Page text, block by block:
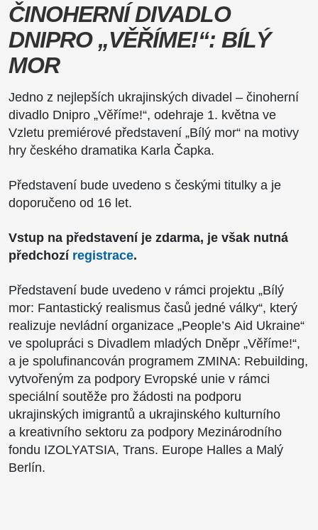
ČINOHERNÍ DIVADLO
DNIPRO „VĚŘÍME!“: BÍLÝ
MOR
Jedno z nejlepších ukrajinských divadel – činoherní
divadlo Dnipro „Věříme!“, odehraje 1. května ve
Vzletu premiérové ​​představení „Bílý mor“ na motivy
hry českého dramatika Karla Čapka.
Představení bude uvedeno s českými titulky a je
doporučeno od 16 let.
Vstup na představení je zdarma, je však nutná
předchozí registrace.
Představení bude uvedeno v rámci projektu „Bílý
mor: Fantastický realismus časů jedné války“, který
realizuje nevládní organizace „People’s Aid Ukraine“
ve spolupráci s Divadlem mladých Dněpr „Věříme!“,
a je spolufinancován programem ZMINA: Rebuilding,
vytvořeným za podpory Evropské unie v rámci
speciální soutěže pro žádosti na podporu
ukrajinských imigrantů a ukrajinského kulturního
a kreativního sektoru za podpory Mezinárodního
fondu IZOLYATSIA, Trans. Europe Halles a Malý
Berlín.